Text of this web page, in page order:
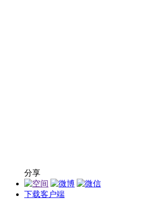
分享
下载客户端